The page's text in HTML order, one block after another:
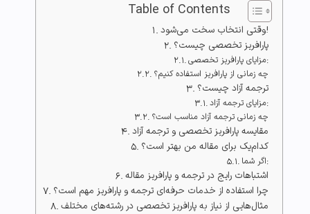
Table of Contents
وقتی انتخاب سخت می‌شود!
پارافریز تخصصی چیست؟
مزایای پارافریز تخصصی:
چه زمانی از پارافریز استفاده کنیم؟
ترجمه آزاد چیست؟
مزایای ترجمه آزاد:
چه زمانی ترجمه آزاد مناسب است؟
مقایسه پارافریز تخصصی و ترجمه آزاد
کدام‌یک برای مقاله من بهتر است؟
اگر شما:
اشتباهات رایج در ترجمه و پارافریز مقاله
چرا استفاده از خدمات حرفه‌ای ترجمه و پارافریز مهم است؟
مثال‌هایی از نیاز به پارافریز تخصصی در رشته‌های مختلف